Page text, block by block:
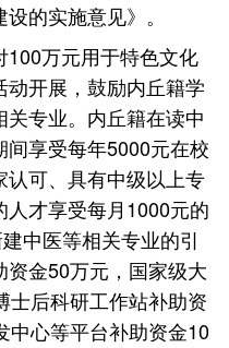
的实施意见》。
万元用于特色文化
动开展，鼓励内丘籍学
专业。内丘籍在读中
享受每年5000元在校
可、具有中级以上专
才享受每月1000元的
中医等相关专业的引
金50万元，国家级大
士后科研工作站补助资
中心等平台补助资金10